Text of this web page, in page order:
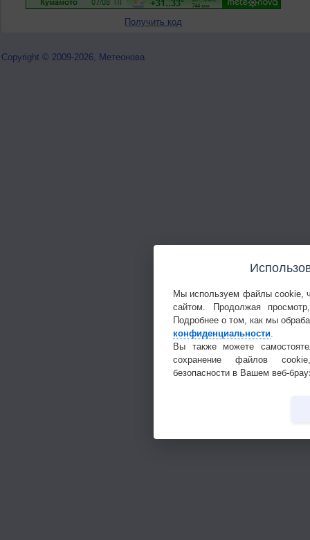
Получить код
Copyright © 2009-2026, Метеонова
Мы используем файлы cookie,
сайтом. Продолжая
Подробнее о том, как мы
конфиденциальности
Вы также можете
сохранение файлов
безопасности в Вашем веб-